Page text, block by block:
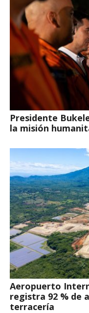
Presidente
la misión
Aeropuerto
registra 92 % de
terracería